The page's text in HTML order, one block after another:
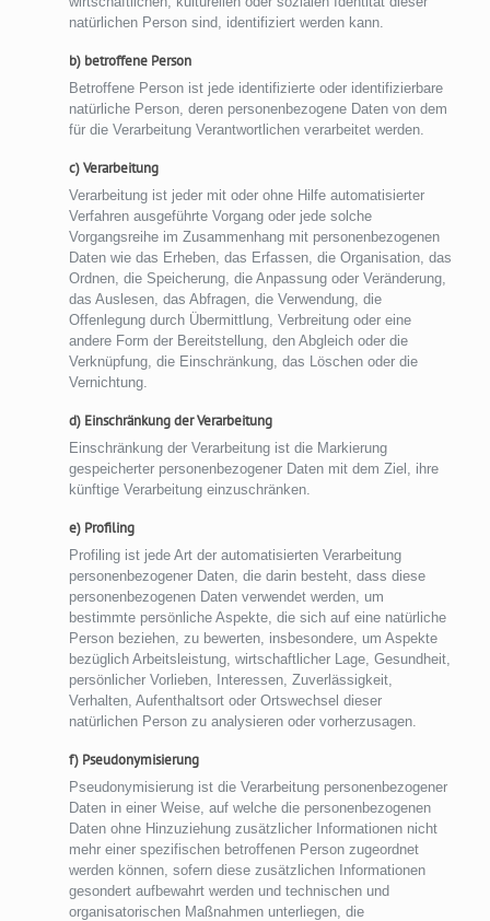
natürlichen Person sind, identifiziert werden kann.
b) betroffene Person
Betroffene Person ist jede identifizierte oder identifizierbare
natürliche Person, deren personenbezogene Daten von dem
für die Verarbeitung Verantwortlichen verarbeitet werden.
c) Verarbeitung
Verarbeitung ist jeder mit oder ohne Hilfe automatisierter
Verfahren ausgeführte Vorgang oder jede solche
Vorgangsreihe im Zusammenhang mit personenbezogenen
Daten wie das Erheben, das Erfassen, die Organisation, das
Ordnen, die Speicherung, die Anpassung oder Veränderung,
das Auslesen, das Abfragen, die Verwendung, die
Offenlegung durch Übermittlung, Verbreitung oder eine
andere Form der Bereitstellung, den Abgleich oder die
Verknüpfung, die Einschränkung, das Löschen oder die
Vernichtung.
d) Einschränkung der Verarbeitung
Einschränkung der Verarbeitung ist die Markierung
gespeicherter personenbezogener Daten mit dem Ziel, ihre
künftige Verarbeitung einzuschränken.
e) Profiling
Profiling ist jede Art der automatisierten Verarbeitung
personenbezogener Daten, die darin besteht, dass diese
personenbezogenen Daten verwendet werden, um
bestimmte persönliche Aspekte, die sich auf eine natürliche
Person beziehen, zu bewerten, insbesondere, um Aspekte
bezüglich Arbeitsleistung, wirtschaftlicher Lage, Gesundheit,
persönlicher Vorlieben, Interessen, Zuverlässigkeit,
Verhalten, Aufenthaltsort oder Ortswechsel dieser
natürlichen Person zu analysieren oder vorherzusagen.
f) Pseudonymisierung
Pseudonymisierung ist die Verarbeitung personenbezogener
Daten in einer Weise, auf welche die personenbezogenen
Daten ohne Hinzuziehung zusätzlicher Informationen nicht
mehr einer spezifischen betroffenen Person zugeordnet
werden können, sofern diese zusätzlichen Informationen
gesondert aufbewahrt werden und technischen und
organisatorischen Maßnahmen unterliegen, die